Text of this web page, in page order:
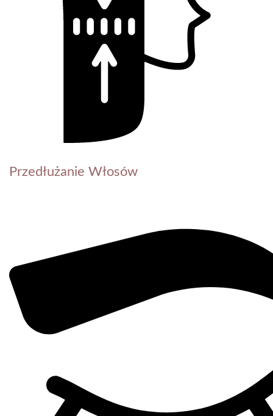
Przedłużanie Włosów